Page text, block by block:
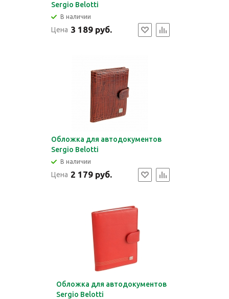
Sergio Belotti
В наличии
Цена 3 189 руб.
Обложка для автодокументов
Sergio Belotti
В наличии
Цена 2 179 руб.
Обложка для автодокументов
Sergio Belotti